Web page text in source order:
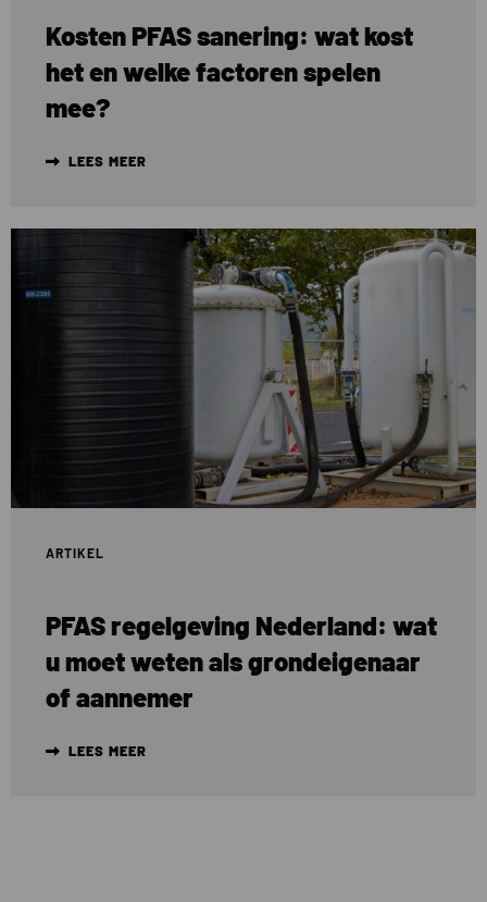
Kosten PFAS sanering: wat kost
het en welke factoren spelen
mee?
LEES MEER
ARTIKEL
PFAS regelgeving Nederland: wat
u moet weten als grondeigenaar
of aannemer
LEES MEER
over
regelgeving
Nederland:
weten
als